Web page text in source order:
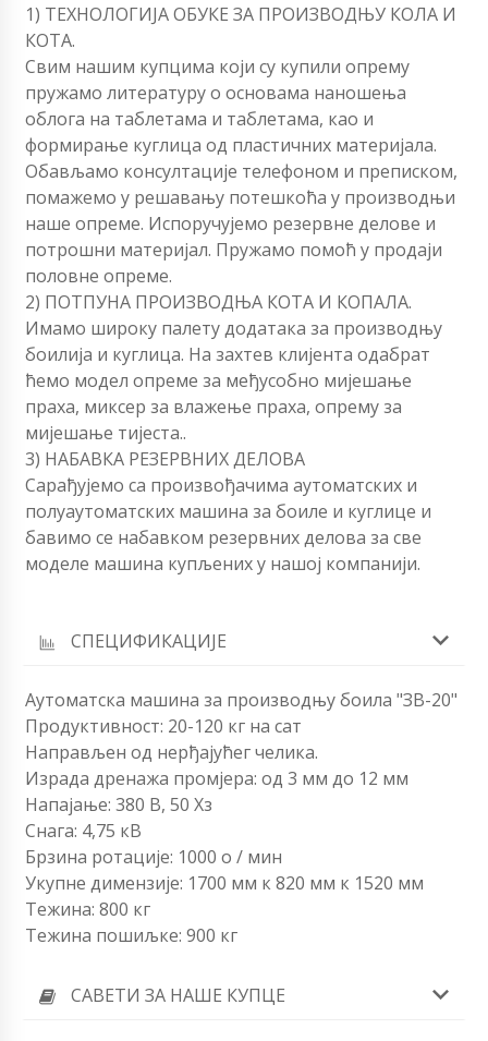
1) ТЕХНОЛОГИЈА ОБУКЕ ЗА ПРОИЗВОДЊУ КОЛА И
КОТА.
Свим нашим купцима који су купили опрему
пружамо литературу о основама наношења
облога на таблетама и таблетама, као и
формирање куглица од пластичних материјала.
Обављамо консултације телефоном и преписком,
помажемо у решавању потешкоћа у производњи
наше опреме. Испоручујемо резервне делове и
потрошни материјал. Пружамо помоћ у продаји
половне опреме.
2) ПОТПУНА ПРОИЗВОДЊА КОТА И КОПАЛА.
Имамо широку палету додатака за производњу
боилија и куглица. На захтев клијента одабрат
ћемо модел опреме за међусобно мијешање
праха, миксер за влажење праха, опрему за
мијешање тијеста..
3) НАБАВКА РЕЗЕРВНИХ ДЕЛОВА
Сарађујемо са произвођачима аутоматских и
полуаутоматских машина за боиле и куглице и
бавимо се набавком резервних делова за све
моделе машина купљених у нашој компанији.
СПЕЦИФИКАЦИЈЕ
Аутоматска машина за производњу боила "ЗВ-20"
Продуктивност: 20-120 кг на сат
Направљен од нерђајућег челика.
Израда дренажа промјера: од 3 мм до 12 мм
Напајање: 380 В, 50 Хз
Снага: 4,75 кВ
Брзина ротације: 1000 о / мин
Укупне димензије: 1700 мм к 820 мм к 1520 мм
Тежина: 800 кг
Тежина пошиљке: 900 кг
САВЕТИ ЗА НАШЕ КУПЦЕ